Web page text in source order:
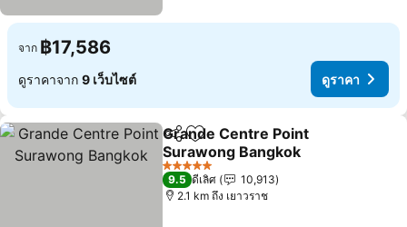
จาก ฿17,586
ดูราคาจาก 9 เว็บไซต์ ดูราคา
แชร์ เพิ่มในรายการโปรด
Grande Centre Point
Surawong Bangkok
5 ดาว
9.5 ดีเลิศ
10,913
2.1 km ถึง เยาวราช